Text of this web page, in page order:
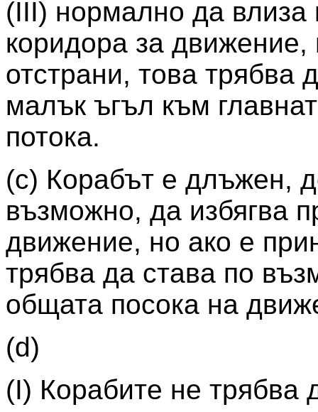
(III) нормално да влиза
коридора за движение,
отстрани, това трябва
малък ъгъл към
потока.
(c) Корабът е длъжен,
възможно, да избягва
движение, но ако е
трябва да става по
общата посока на
(d)
(I) Корабите не трябва